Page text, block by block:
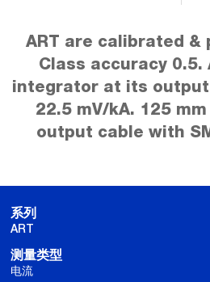
ART are calibrated &
Class accuracy 0.5.
integrator at its
22.5 mV/kA. 125
output cable with
系列
ART
测量类型
电流